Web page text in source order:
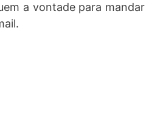
a vontade para mandar